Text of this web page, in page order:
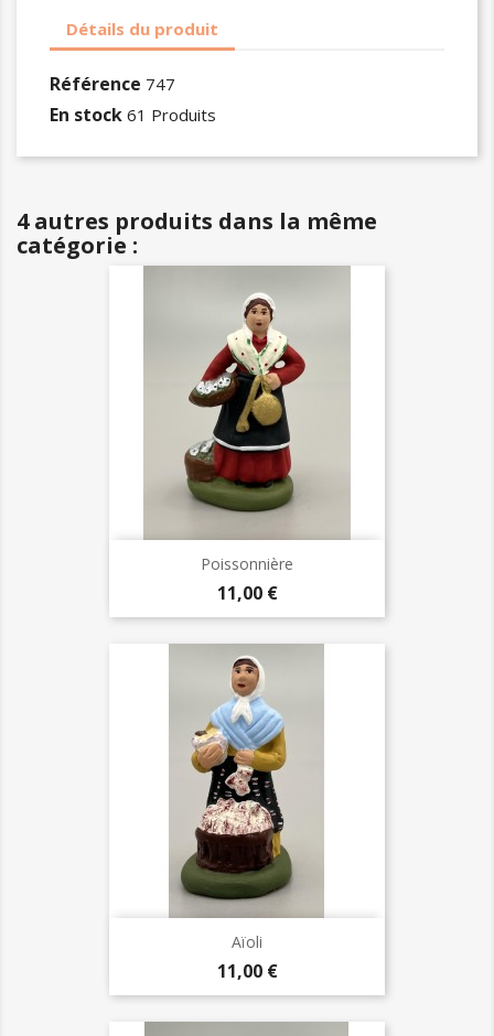
Détails du produit
Référence 747
En stock 61 Produits
4 autres produits dans la même
catégorie :
Poissonnière
Prix
11,00 €
Aïoli
Prix
11,00 €